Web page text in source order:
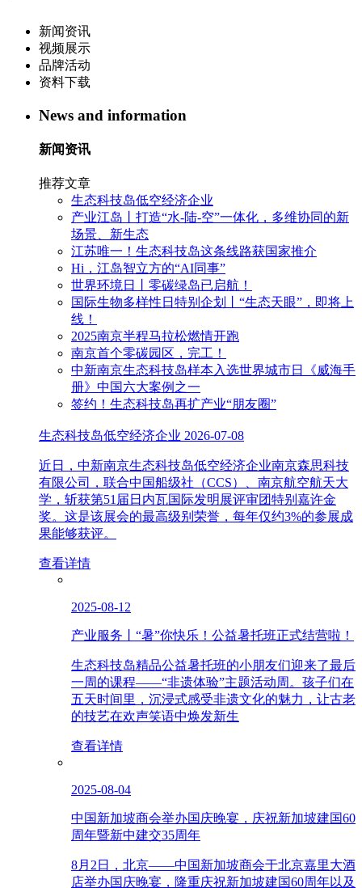
新闻资讯
视频展示
品牌活动
资料下载
News and information
新闻资讯
推荐文章
生态科技岛低空经济企业
产业江岛丨打造“水-陆-空”一体化，多维协同的新
场景、新生态
江苏唯一！生态科技岛这条线路获国家推介
Hi，江岛智立方的“AI同事”
世界环境日丨零碳绿岛已启航！
国际生物多样性日特别企划丨“生态天眼”，即将上
线！
2025南京半程马拉松燃情开跑
南京首个零碳园区，完工！
中新南京生态科技岛样本入选世界城市日《威海手
册》中国六大案例之一
签约！生态科技岛再扩产业“朋友圈”
生态科技岛低空经济企业 2026-07-08
近日，中新南京生态科技岛低空经济企业南京森思科技
有限公司，联合中国船级社（CCS）、南京航空航天大
学，斩获第51届日内瓦国际发明展评审团特别嘉许金
奖。这是该展会的最高级别荣誉，每年仅约3%的参展成
果能够获评。
查看详情
2025-08-12
产业服务丨“暑”你快乐！公益暑托班正式结营啦！
生态科技岛精品公益暑托班的小朋友们迎来了最后
一周的课程——“非遗体验”主题活动周。孩子们在
五天时间里，沉浸式感受非遗文化的魅力，让古老
的技艺在欢声笑语中焕发新生
查看详情
2025-08-04
中国新加坡商会举办国庆晚宴，庆祝新加坡建国60
周年暨新中建交35周年
8月2日，北京——中国新加坡商会于北京嘉里大酒
店举办国庆晚宴，隆重庆祝新加坡建国60周年以及